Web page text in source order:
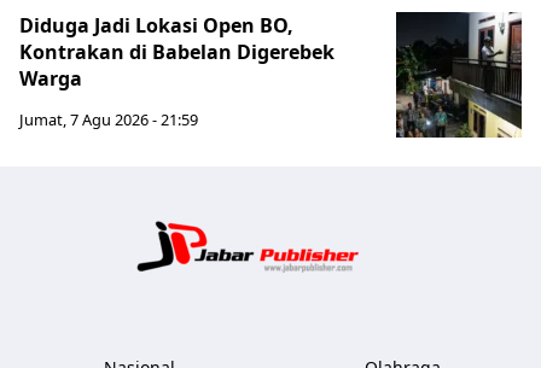
Diduga Jadi Lokasi Open BO,
Kontrakan di Babelan Digerebek
Warga
Jumat, 7 Agu 2026 - 21:59